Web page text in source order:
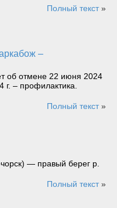
Полный текст»
об отмене 22 июня 2024
– профилактика.
Полный текст»
— правый берег р.
Полный текст»